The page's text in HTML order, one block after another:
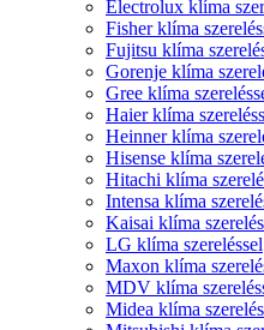
Electrolux klíma
Fisher klíma
Fujitsu klíma
Gorenje klíma
Gree klíma
Haier klíma
Heinner klíma
Hisense klíma
Hitachi klíma
Intensa klíma
Kaisai klíma
LG klíma szereléssel
Maxon klíma
MDV klíma
Midea klíma